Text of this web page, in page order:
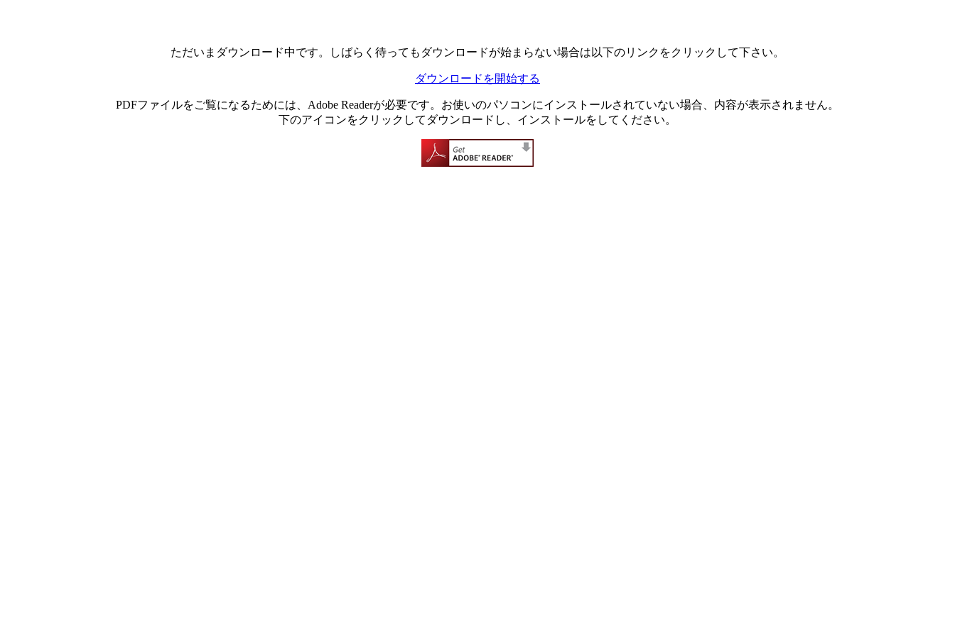
ただいまダウンロード中です。しばらく待ってもダウンロードが始まらない場合は以下のリンクをクリックして下さい。
ダウンロードを開始する
PDFファイルをご覧になるためには、Adobe Readerが必要です。お使いのパソコンにインストールされていない場合、内容が表示されません。
下のアイコンをクリックしてダウンロードし、インストールをしてください。